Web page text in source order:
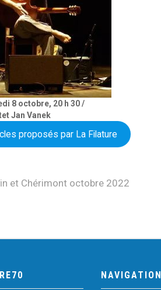
8 octobre, 20 h 30 /
Jan Vanek
proposés par La Filature
et Chérimont octobre 2022
NAVIGATION